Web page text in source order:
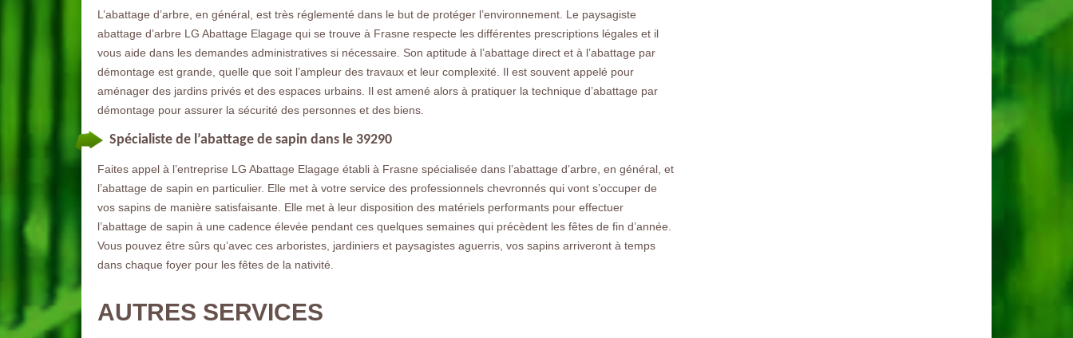
L’abattage d’arbre, en général, est très réglementé dans le but de protéger l’environnement. Le paysagiste
abattage d’arbre LG Abattage Elagage qui se trouve à Frasne respecte les différentes prescriptions légales et il
vous aide dans les demandes administratives si nécessaire. Son aptitude à l’abattage direct et à l’abattage par
démontage est grande, quelle que soit l’ampleur des travaux et leur complexité. Il est souvent appelé pour
aménager des jardins privés et des espaces urbains. Il est amené alors à pratiquer la technique d’abattage par
démontage pour assurer la sécurité des personnes et des biens.
Spécialiste de l’abattage de sapin dans le 39290
Faites appel à l’entreprise LG Abattage Elagage établi à Frasne spécialisée dans l’abattage d’arbre, en général, et
l’abattage de sapin en particulier. Elle met à votre service des professionnels chevronnés qui vont s’occuper de
vos sapins de manière satisfaisante. Elle met à leur disposition des matériels performants pour effectuer
l’abattage de sapin à une cadence élevée pendant ces quelques semaines qui précèdent les fêtes de fin d’année.
Vous pouvez être sûrs qu’avec ces arboristes, jardiniers et paysagistes aguerris, vos sapins arriveront à temps
dans chaque foyer pour les fêtes de la nativité.
AUTRES SERVICES